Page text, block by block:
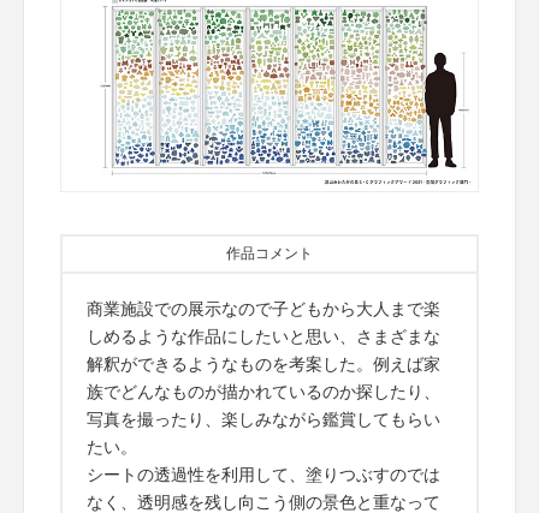
作品コメント
商業施設での展示なので子どもから大人まで楽
しめるような作品にしたいと思い、さまざまな
解釈ができるようなものを考案した。例えば家
族でどんなものが描かれているのか探したり、
写真を撮ったり、楽しみながら鑑賞してもらい
たい。
シートの透過性を利用して、塗りつぶすのでは
なく、透明感を残し向こう側の景色と重なって